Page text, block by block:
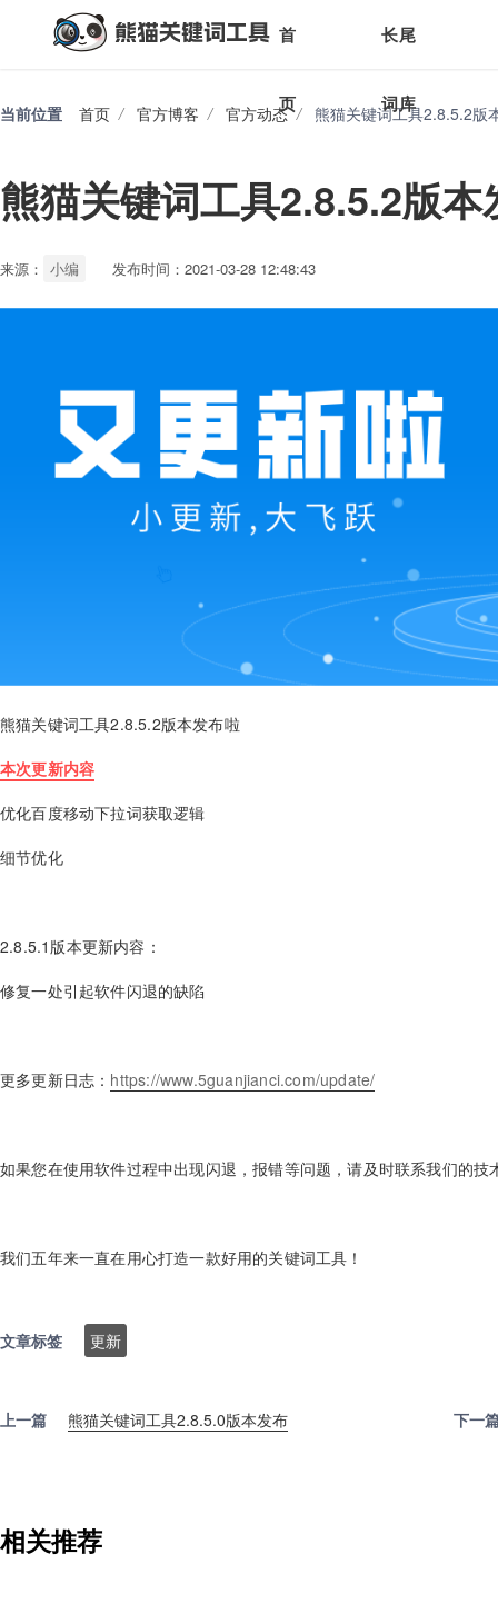
首
页
长尾
词库
当前位置 首页 / 官方博客 / 官方动态 / 熊猫关键词工具2.8.5.2版
熊猫关键词工具2.8.5.2版本
来源： 小编 发布时间：2021-03-28 12:48:43
熊猫关键词工具2.8.5.2版本发布啦
本次更新内容
优化百度移动下拉词获取逻辑
细节优化
2.8.5.1版本更新内容：
修复一处引起软件闪退的缺陷
更多更新日志： https://www.5guanjianci.com/update/
如果您在使用软件过程中出现闪退，报错等问题，请及时联系我们的
我们五年来一直在用心打造一款好用的关键词工具！
文章标签 更新
上一篇 熊猫关键词工具2.8.5.0版本发布 下一
相关推荐